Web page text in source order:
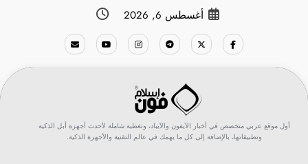
أغسطس 6, 2026
أول موقع عربي متخصص في أخبار الآيفون والآيباد، وتغطية شاملة لأحدث أجهزة أبل الذكية
وتطبيقاتها، بالإضافة إلى كل ما يهمك في عالم التقنية والأجهزة الذكية.